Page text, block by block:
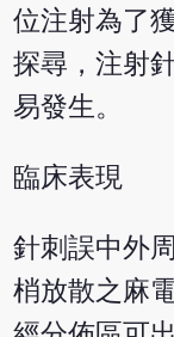
位注射為了
探尋，注射
易發生。
臨床表現
針刺誤中外
梢放散之麻